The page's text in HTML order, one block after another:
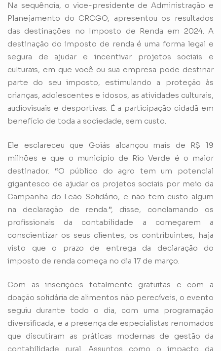
Na sequência, o vice-presidente de Administração e
Planejamento do CRCGO, apresentou os resultados
das destinações no Imposto de Renda em 2024. A
destinação do imposto de renda é uma forma legal e
segura de ajudar e incentivar projetos sociais e
culturais, em que você ou sua empresa pode destinar
parte do seu imposto, estimulando a proteção às
crianças, adolescentes e idosos, as atividades culturais,
audiovisuais e desportivas. É a participação cidadã em
benefício de toda a sociedade, sem custo.
Ele esclareceu que Goiás alcançou mais de R$ 19
milhões e que o município de Rio Verde é o maior
destinador. “O público do agro tem um potencial
gigantesco de ajudar os projetos sociais por meio da
Campanha do Leão Solidário, e não tem custo algum
na declaração de renda.”, disse, conclamando os
profissionais da contabilidade a começarem a
conscientizar os seus clientes, os contribuintes, haja
visto que o prazo de entrega da declaração do
imposto de renda começa no dia 17 de março.
Com as inscrições totalmente gratuitas e com a
doação solidária de alimentos não perecíveis, o evento
seguiu durante todo o dia, com uma programação
diversificada, e a presença de especialistas renomados
que discutiram as práticas modernas de gestão da
contabilidade rural. Assuntos como o impacto da